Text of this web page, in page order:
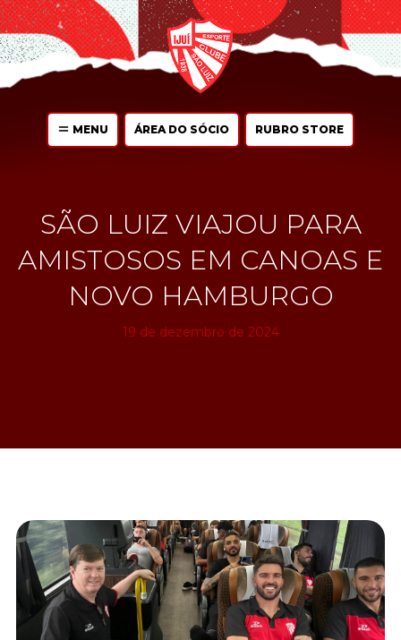
MENU ÁREA DO SÓCIO RUBRO STORE
SÃO LUIZ VIAJOU PARA
AMISTOSOS EM CANOAS E
NOVO HAMBURGO
19 de dezembro de 2024